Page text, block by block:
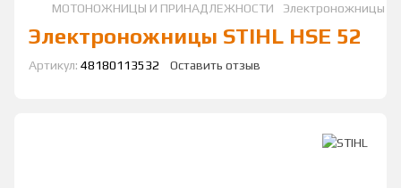
МОТОНОЖНИЦЫ И ПРИНАДЛЕЖНОСТИ Электроножницы
Электроножницы STIHL HSE 52
Артикул: 48180113532 Оставить отзыв